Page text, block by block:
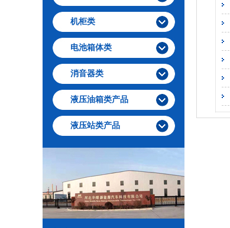
机柜类
电池箱体类
消音器类
液压油箱类产品
液压站类产品